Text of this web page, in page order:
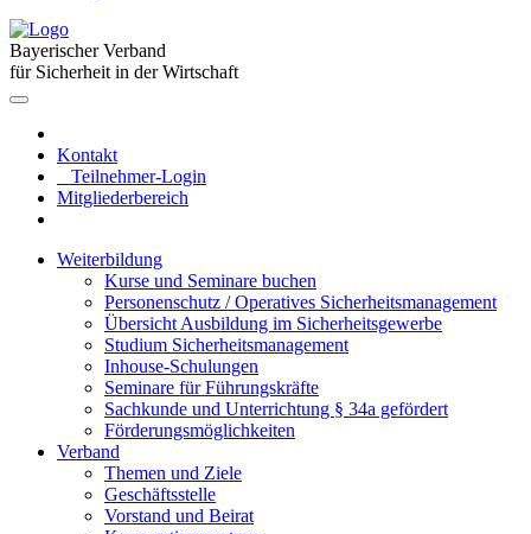
Bayerischer Verband
für Sicherheit in der Wirtschaft
Kontakt
Teilnehmer-Login
Mitgliederbereich
Weiterbildung
Kurse und Seminare buchen
Personenschutz / Operatives Sicherheitsmanagement
Übersicht Ausbildung im Sicherheitsgewerbe
Studium Sicherheitsmanagement
Inhouse-Schulungen
Seminare für Führungskräfte
Sachkunde und Unterrichtung § 34a gefördert
Förderungsmöglichkeiten
Verband
Themen und Ziele
Geschäftsstelle
Vorstand und Beirat